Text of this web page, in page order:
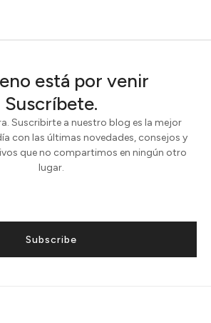
está por venir
Suscríbete.
Suscribirte a nuestro blog es la mejor
con las últimas novedades, consejos y
que no compartimos en ningún otro
lugar.
Subscribe